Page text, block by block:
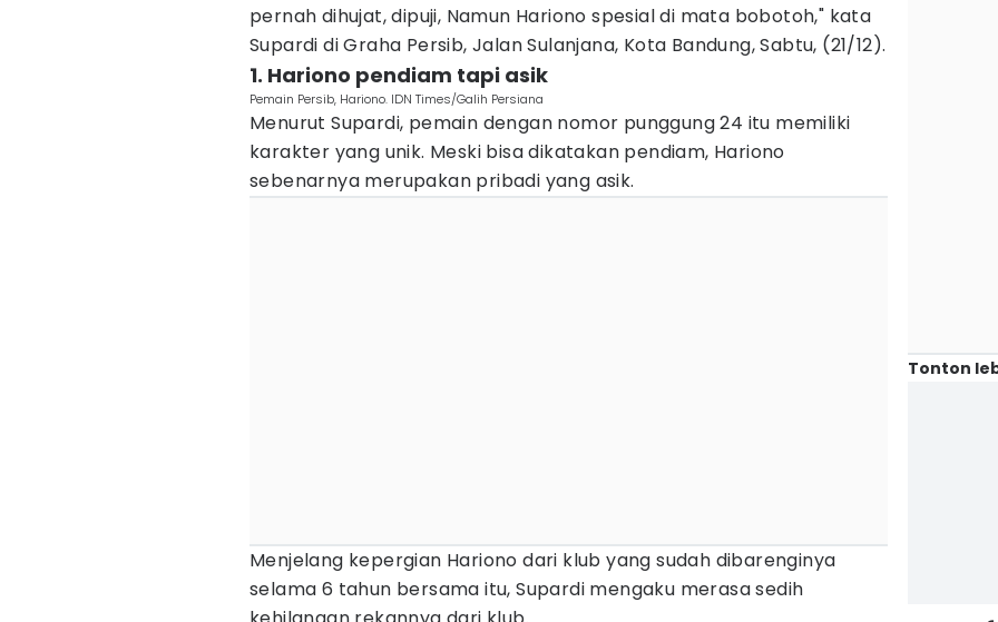
pernah dihujat, dipuji, Namun Hariono spesial di mata bobotoh," kata
Supardi di Graha Persib, Jalan Sulanjana, Kota Bandung, Sabtu, (21/12).
1. Hariono pendiam tapi asik
Pemain Persib, Hariono. IDN Times/Galih Persiana
Menurut Supardi, pemain dengan nomor punggung 24 itu memiliki
karakter yang unik. Meski bisa dikatakan pendiam, Hariono
sebenarnya merupakan pribadi yang asik.
Menjelang kepergian Hariono dari klub yang sudah dibarenginya
selama 6 tahun bersama itu, Supardi mengaku merasa sedih
Tonton